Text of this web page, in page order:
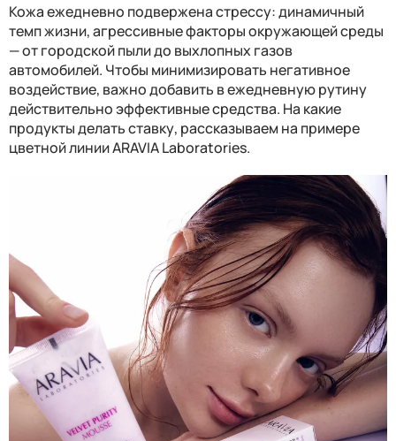
Кожа ежедневно подвержена стрессу: динамичный
темп жизни, агрессивные факторы окружающей среды
— от городской пыли до выхлопных газов
автомобилей. Чтобы минимизировать негативное
воздействие, важно добавить в ежедневную рутину
действительно эффективные средства. На какие
продукты делать ставку, рассказываем на примере
цветной линии ARAVIA Laboratories.